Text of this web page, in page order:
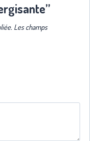
Les champs